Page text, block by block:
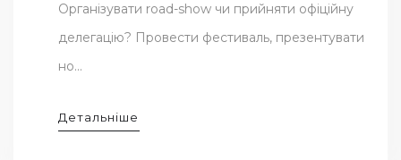
Організувати road-show чи прийняти офіційну
делегацію? Провести фестиваль, презентувати
но...
Детальніше